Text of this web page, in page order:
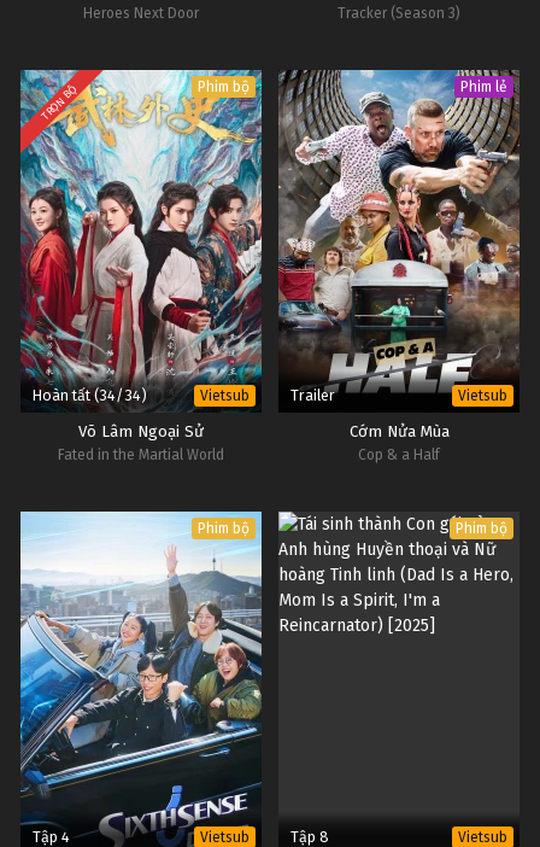
Heroes Next Door Tracker (Season 3)
TRỌN BỘ Phim bộ
Hoàn tất (34/34) Vietsub
Võ Lâm Ngoại Sử
Fated in the Martial World
Phim lẻ
Trailer Vietsub
Cớm Nửa Mùa
Cop & a Half
Phim bộ
Tập 4 Vietsub
Phim bộ
Tập 8 Vietsub